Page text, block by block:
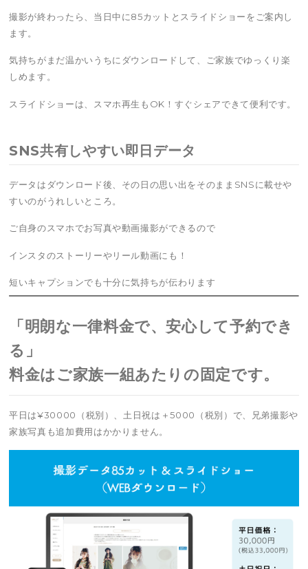
撮影が終わったら、当日中に85カットとスライドショーをご案内し
ます。
気持ちがまだ温かいうちにダウンロードして、ご家族でゆっくり楽
しめます。
スライドショーは、スマホ再生もOK！すぐシェアできて便利です。
SNS共有しやすい即日データ
データはダウンロード後、その日の思い出をそのままSNSに載せや
すいのがうれしいところ。
ご自身のスマホでお写真や動画撮影ができるので
インスタのストーリーやリール動画にも！
短いキャプションでも十分に気持ちが伝わります
「明朗な一律料金で、安心して予約でき
る」
料金はご家族一組あたりの固定です。
平日は¥30000（税別）、土日祝は＋5000（税別）で、兄弟撮影や
家族写真も追加費用はかかりません。